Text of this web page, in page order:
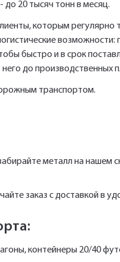
20 тысяч тонн в месяц.
которым регулярно
быстро и в срок
до производственных
транспортом.
металл на нашем
заказ с доставкой в
контейнеры 20/40
Нажимая на
Нажимая на